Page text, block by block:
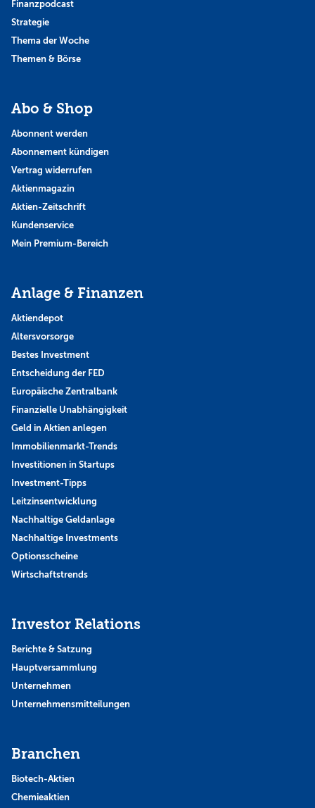
Finanzpodcast
Strategie
Thema der Woche
Themen & Börse
Abo & Shop
Abonnent werden
Abonnement kündigen
Vertrag widerrufen
Aktienmagazin
Aktien-Zeitschrift
Kundenservice
Mein Premium-Bereich
Anlage & Finanzen
Aktiendepot
Altersvorsorge
Bestes Investment
Entscheidung der FED
Europäische Zentralbank
Finanzielle Unabhängigkeit
Geld in Aktien anlegen
Immobilienmarkt-Trends
Investitionen in Startups
Investment-Tipps
Leitzinsentwicklung
Nachhaltige Geldanlage
Nachhaltige Investments
Optionsscheine
Wirtschaftstrends
Investor Relations
Berichte & Satzung
Hauptversammlung
Unternehmen
Unternehmensmitteilungen
Branchen
Biotech-Aktien
Chemieaktien